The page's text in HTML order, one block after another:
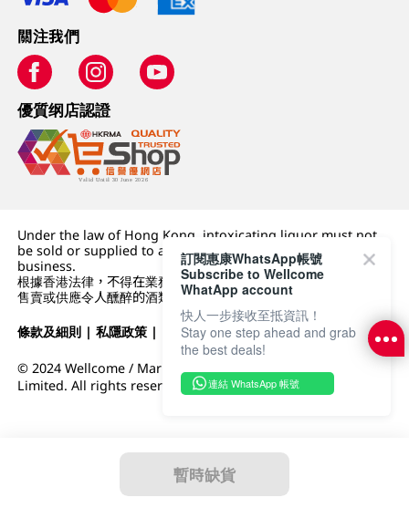
暫時缺貨
關注我們
優質纲店認證
Under the law of Hong Kong, intoxicating liquor must not
be sold or supplied to a minor (under 18) in the course of
business.
根據香港法律，不得在業務過程中，向未成年人 (18 歲以下人士)
售賣或供應令人醺醉的酒類。
條款及細則 |私隱政策 | DFI零售集團
© 2024 Wellcome / Market Place. The Dairy Farm Company
Limited. All rights reserved.
訂閱惠康WhatsApp帳號
Subscribe to Wellcome
WhatApp account
快人一步接收至抵資訊！
Stay one step ahead and grab
the best deals!
連結 WhatsApp 帳號